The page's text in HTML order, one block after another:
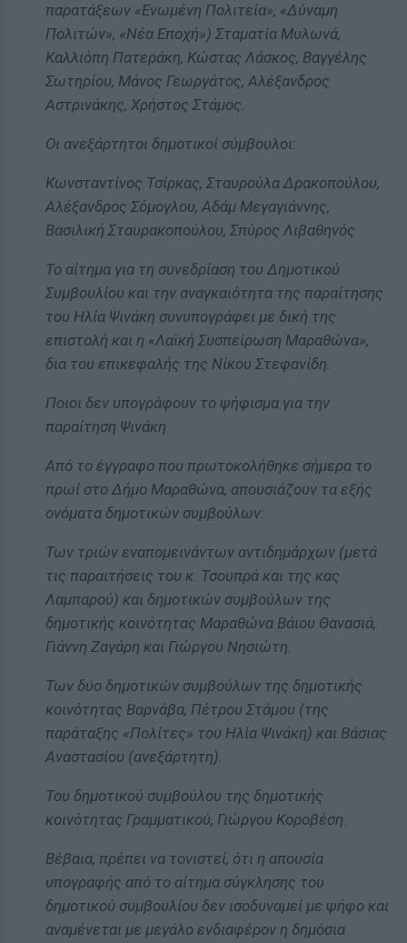
παρατάξεων «Ενωμένη Πολιτεία», «Δύναμη
Πολιτών», «Νέα Εποχή») Σταματία Μυλωνά,
Καλλιόπη Πατεράκη, Κώστας Λάσκος, Βαγγέλης
Σωτηρίου, Μάνος Γεωργάτος, Αλέξανδρος
Αστρινάκης, Χρήστος Στάμος.
Οι ανεξάρτητοι δημοτικοί σύμβουλοι:
Κωνσταντίνος Τσίρκας, Σταυρούλα Δρακοπούλου,
Αλέξανδρος Σόμογλου, Αδάμ Μεγαγιάννης,
Βασιλική Σταυρακοπούλου, Σπύρος Λιβαθηνός
Το αίτημα για τη συνεδρίαση του Δημοτικού
Συμβουλίου και την αναγκαιότητα της παραίτησης
του Ηλία Ψινάκη συνυπογράφει με δική της
επιστολή και η «Λαϊκή Συσπείρωση Μαραθώνα»,
δια του επικεφαλής της Νίκου Στεφανίδη.
Ποιοι δεν υπογράφουν το ψήφισμα για την
παραίτηση Ψινάκη
Από το έγγραφο που πρωτοκολήθηκε σήμερα το
πρωί στο Δήμο Μαραθώνα, απουσιάζουν τα εξής
ονόματα δημοτικών συμβούλων:
Των τριών εναπομεινάντων αντιδημάρχων (μετά
τις παραιτήσεις του κ. Τσουπρά και της κας
Λαμπαρού) και δημοτικών συμβούλων της
δημοτικής κοινότητας Μαραθώνα Βάιου Θανασιά,
Γιάννη Ζαγάρη και Γιώργου Νησιώτη.
Των δύο δημοτικών συμβούλων της δημοτικής
κοινότητας Βαρνάβα, Πέτρου Στάμου (της
παράταξης «Πολίτες» του Ηλία Ψινάκη) και Βάσιας
Αναστασίου (ανεξάρτητη).
Του δημοτικού συμβούλου της δημοτικής
κοινότητας Γραμματικού, Γιώργου Κοροβέση.
Βέβαια, πρέπει να τονιστεί, ότι η απουσία
υπογραφής από το αίτημα σύγκλησης του
δημοτικού συμβουλίου δεν ισοδυναμεί με ψήφο και
αναμένεται με μεγάλο ενδιαφέρον η δημόσια